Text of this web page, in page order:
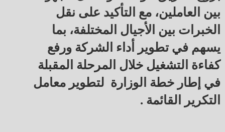
بين العاملين، مع التأكيد على نقل
الخبرات بين الأجيال المختلفة، بما
يسهم في تطوير أداء الشركة ورفع
كفاءة التشغيل خلال المرحلة المقبلة
في إطار خطة الوزارة لتطوير معامل
التكرير القائمة .